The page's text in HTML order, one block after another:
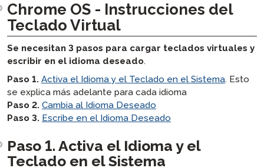
Chrome OS - Instrucciones del
Teclado Virtual
Se necesitan 3 pasos para cargar teclados virtuales y
escribir en el idioma deseado.
Paso 1. Activa el Idioma y el Teclado en el Sistema. Esto
se explica más adelante para cada idioma
Paso 2. Cambia al Idioma Deseado
Paso 3. Escribe en el Idioma Deseado
Paso 1. Activa el Idioma y el
Teclado en el Sistema